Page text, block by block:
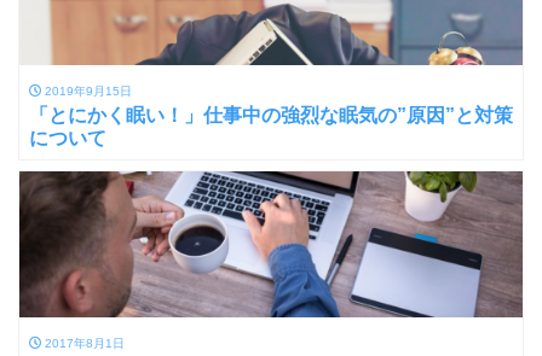
2019年9月15日
「とにかく眠い！」仕事中の強烈な眠気の”原因”と対策
について
2017年8月1日